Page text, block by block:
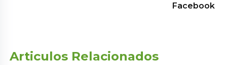
Facebook
Articulos Relacionados